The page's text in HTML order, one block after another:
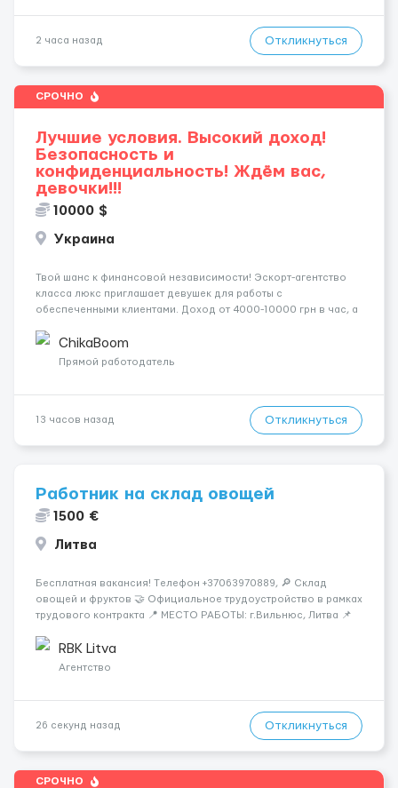
2 часа назад Откликнуться
СРОЧНО
Лучшие условия. Высокий доход!
Безопасность и
конфиденциальность! Ждём вас,
девочки!!!
10000 $
Украина
Твой шанс к финансовой независимости! Эскорт-агентство
класса люкс приглашает девушек для работы с
обеспеченными клиентами. Доход от 4000-10000 грн в час, а
всегда остаются у тебя. Предоставляем хорошие
Апартаменты , безопасность и ...
ChikaBoom
Прямой работодатель
13 часов назад Откликнуться
Работник на склад овощей
1500 €
Литва
Бесплатная вакансия! Tелефон +37063970889, 🔎 Склад
овощей и фруктов 🤝 Официальное трудоустройство в рамках
трудового контракта 📍 МЕСТО РАБОТЫ: г.Вильнюс, Литва 📌
- медкомиссия 30 евро (с ЗП) - работа в темпе - разговорный
русский...
RBK Litva
Агентство
26 секунд назад Откликнуться
СРОЧНО